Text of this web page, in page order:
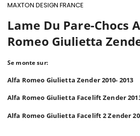
MAXTON DESIGN FRANCE
Lame Du Pare-Chocs
Romeo Giulietta
Se monte sur:
Alfa Romeo Giulietta Zender 2010- 2013
Alfa Romeo Giulietta Facelift Zender
Alfa Romeo Giulietta Facelift 2 Zender